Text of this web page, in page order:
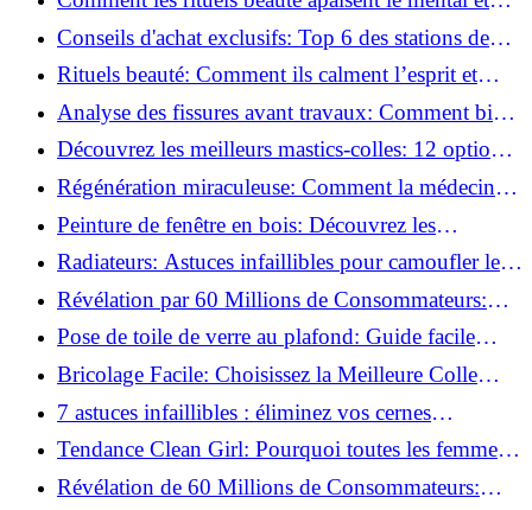
créent des moments pour soi ?
Conseils d'achat exclusifs: Top 6 des stations de
peinture basse pression incontournables!
Rituels beauté: Comment ils calment l’esprit et
chouchoutent votre âme!
Analyse des fissures avant travaux: Comment bien
préparer vos surfaces!
Découvrez les meilleurs mastics-colles: 12 options
dès 6,70 €!
Régénération miraculeuse: Comment la médecine
régénérative peut restaurer votre confiance!
Peinture de fenêtre en bois: Découvrez les
techniques infaillibles pour un résultat parfait!
Radiateurs: Astuces infaillibles pour camoufler les
tuyaux apparents!
Révélation par 60 Millions de Consommateurs:
Découvrez le sérum anti-rides numéro un!
Pose de toile de verre au plafond: Guide facile
pour débutants!
Bricolage Facile: Choisissez la Meilleure Colle
pour Chaque Matériau!
7 astuces infaillibles : éliminez vos cernes
rapidement !
Tendance Clean Girl: Pourquoi toutes les femmes
l'adoptent?
Révélation de 60 Millions de Consommateurs: